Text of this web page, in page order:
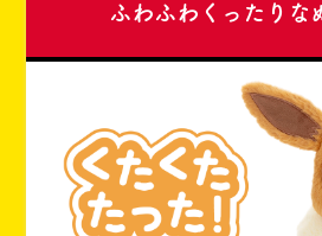
ふわふわくったりな